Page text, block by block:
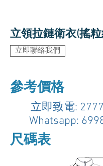
立領拉鏈衛衣(搖
立即聯絡我們
參考價格
立即致電:
Whatsapp:
尺碼表